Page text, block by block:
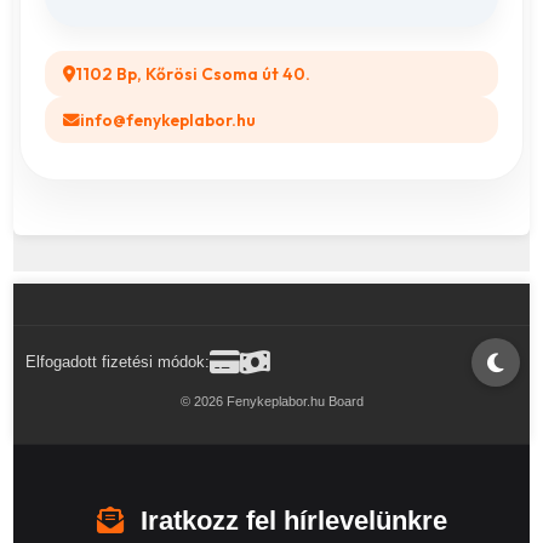
1102 Bp, Kőrösi Csoma út 40.
info@fenykeplabor.hu
Elfogadott fizetési módok:
© 2026 Fenykeplabor.hu Board
Iratkozz fel hírlevelünkre